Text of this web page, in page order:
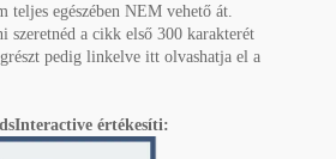
teljes egészében NEM vehető át.
szeretnéd a cikk első 300 karakterét
pedig linkelve itt olvashatja el a
értékesíti: